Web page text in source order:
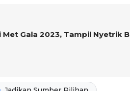
Met Gala 2023, Tampil Nyetrik